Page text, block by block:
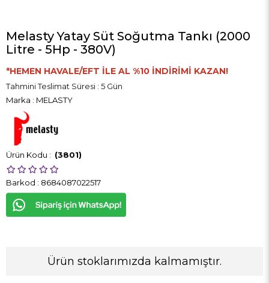
Melasty Yatay Süt Soğutma Tankı (2000
Litre - 5Hp - 380V)
*HEMEN HAVALE/EFT İLE AL %10 İNDİRİMİ KAZAN!
Tahmini Teslimat Süresi : 5 Gün
Marka : MELASTY
(3801)
Barkod : 8684087022517
Ürün stoklarımızda kalmamıştır.